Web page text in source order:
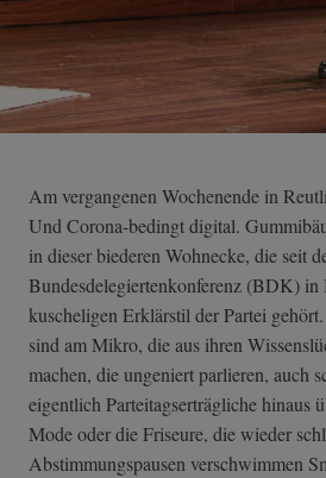
Am vergangenen Wochenende in
Und Corona-bedingt digital.
in dieser biederen Wohnecke, die seit
Bundesdelegiertenkonferenz (BDK) in
kuscheligen Erklärstil der Partei
sind am Mikro, die aus ihren
machen, die ungeniert parlieren, auch
eigentlich Parteitagserträgliche hinaus
Mode oder die Friseure, die wieder
Abstimmungspausen verschwimmen